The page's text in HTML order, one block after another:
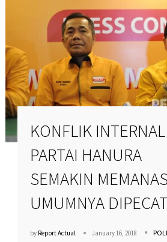
KONFLIK INTERNAL
PARTAI HANURA
SEMAKIN
UMUMNYA
by Report Actual January 16, 2018